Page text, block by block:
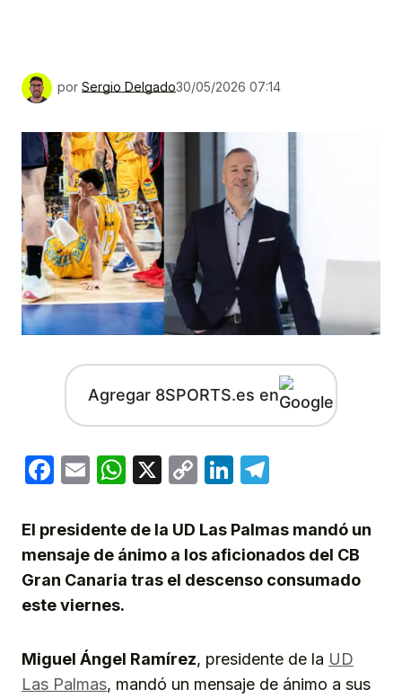
por Sergio Delgado30/05/2026 07:14
Agregar 8SPORTS.es en
Facebook
EmailWhatsApp
X
CopyLinkedIn
El presidente de la UD Las Palmas mandó un
mensaje de ánimo a los aficionados del CB
Gran Canaria tras el descenso consumado
este viernes.
Miguel Ángel Ramírez, presidente de la UD
Las Palmas, mandó un mensaje de ánimo a sus